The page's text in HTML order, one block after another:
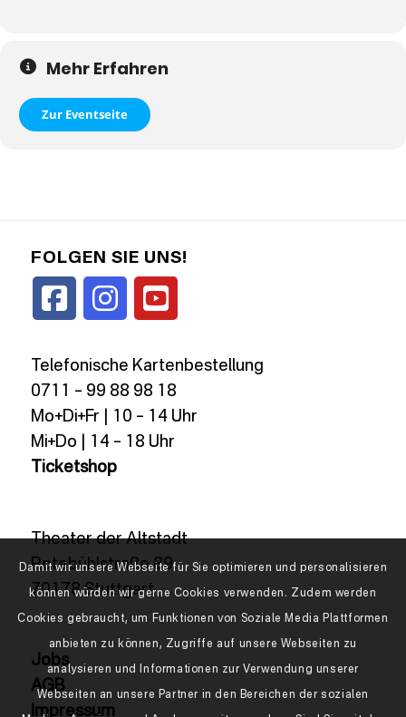
Mehr Erfahren
Zur Eventseite
FOLGEN SIE UNS!
Telefonische Kartenbestellung
0711 – 99 88 98 18
Mo+Di+Fr | 10 – 14 Uhr
Mi+Do | 14 – 18 Uhr
Ticketshop
Theater der Altstadt
Rotebühlstraße 89
70178 Stuttgart
Jobs
AGB
Impressum
Damit wir unsere Webseite für Sie optimieren und personalisieren
können würden wir gerne Cookies verwenden. Zudem werden
Cookies gebraucht, um Funktionen von Soziale Media Plattformen
anbieten zu können, Zugriffe auf unsere Webseiten zu
analysieren und Informationen zur Verwendung unserer
Webseiten an unsere Partner in den Bereichen der sozialen